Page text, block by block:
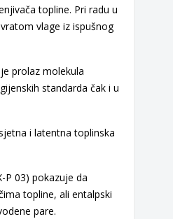
topline. Pri radu u
vlage iz ispušnog
prolaz molekula
standarda čak i u
i latentna toplinska
P 03) pokazuje da
topline, ali entalpski
pare.